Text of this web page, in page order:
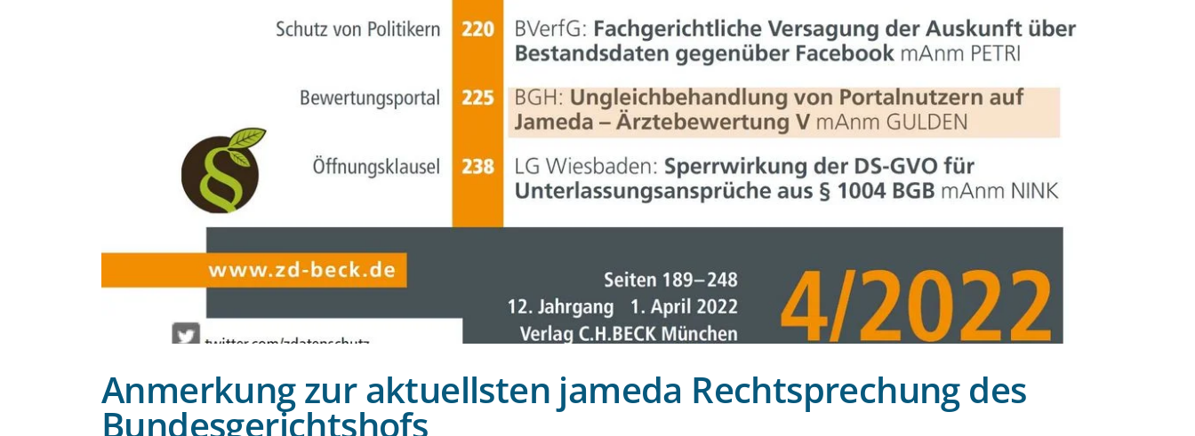
Anmerkung zur aktuellsten jameda Rechtsprechung des
Bundesgerichtshofs